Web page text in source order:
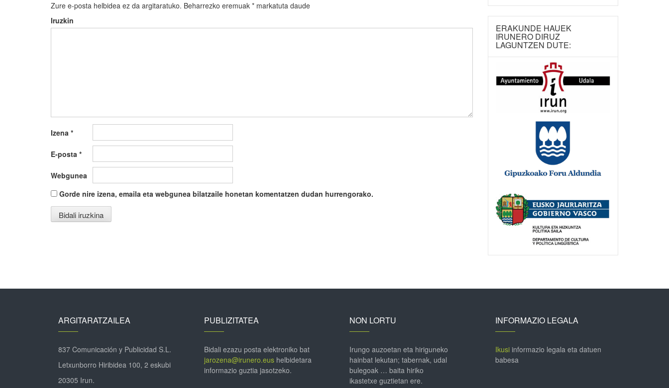
Zure e-posta helbidea ez da argitaratuko. Beharrezko eremuak * markatuta daude
Iruzkin
Izena *
E-posta *
Webgunea
Gorde nire izena, emaila eta webgunea bilatzaile honetan komentatzen dudan hurrengorako.
ERAKUNDE HAUEK
IRUNERO DIRUZ
LAGUNTZEN DUTE:
ARGITARATZAILEA
837 Comunicación y Publicidad S.L.
Letxunborro Hiribidea 100, 2 eskubi
20305 Irun.
PUBLIZITATEA
Bidali ezazu posta elektroniko bat
jarozena@irunero.eushelbidetara
informazio guztia jasotzeko.
NON LORTU
Irungo auzoetan eta hiriguneko
hainbat lekutan; tabernak, udal
bulegoak … baita hiriko
ikastetxe guztietan ere.
INFORMAZIO LEGALA
Ikusiinformazio legala eta datuen
babesa